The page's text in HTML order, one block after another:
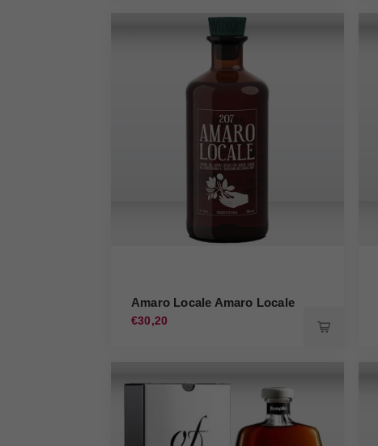
Amaro Locale Amaro Locale
€30,20